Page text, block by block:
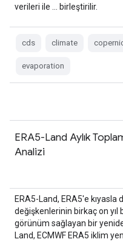
verileri ile … birleştirilir.
cds climate
evaporation
ERA5-Land Aylık
Analizi
ERA5-Land, ERA5'e
değişkenlerinin birkaç on yıl
görünüm sağlayan bir
Land, ECMWF ERA5 iklim